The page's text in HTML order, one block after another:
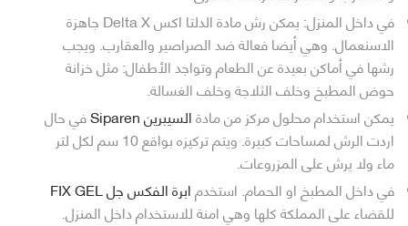
في داخل المنزل: يمكن رش مادة الدلتا اكس Delta X جاهزة
الاسنعمال. وهي أيضا فعالة ضد الصراصير والعقارب. ويجب
رشها في أماكن بعيدة عن الطعام وتواجد الأطفال: مثل خزانة
حوض المطبخ وخلف الثلاجة وخلف الغسالة.
يمكن استخدام محلول مركز من مادةالسيبرين Siparen
في حال
اردت الرش لمساحات كبيرة. ويتم تركيزه بواقع 10 سم لكل لتر
ماء ولا يرش على المزروعات.
في داخل المطبخ او الحمام. استخدمابرة الفكس جل FIX GEL
للقضاء على المملكة كلها وهي امنة للاستخدام داخل المنزل.